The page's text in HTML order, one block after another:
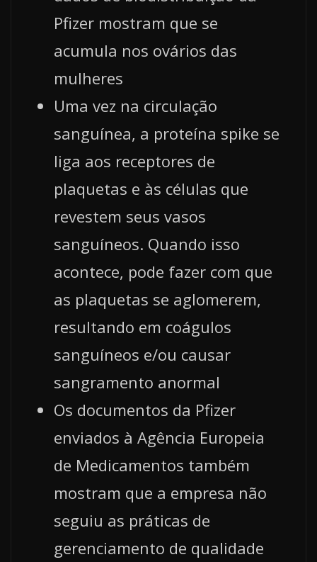
Pfizer mostram que se
acumula nos ovários das
mulheres
Uma vez na circulação
sanguínea, a proteína spike se
liga aos receptores de
plaquetas e às células que
revestem seus vasos
sanguíneos. Quando isso
acontece, pode fazer com que
as plaquetas se aglomerem,
resultando em coágulos
sanguíneos e/ou causar
sangramento anormal
Os documentos da Pfizer
enviados à Agência Europeia
de Medicamentos também
mostram que a empresa não
seguiu as práticas de
gerenciamento de qualidade